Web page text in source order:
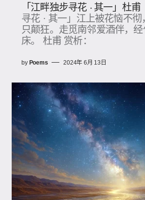
「江畔独步寻花 · 其一」杜甫
寻花 · 其一」江上被花恼不
只颠狂。走觅南邻爱酒伴，
床。 杜甫 赏析：
by Poems 2024年 6月 13日